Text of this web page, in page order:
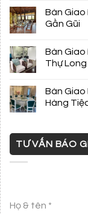
Bàn Giao
Gần Gũi
Bàn Giao
Thự Long
Bàn Giao
Hàng
TƯ VẤN BÁO
Họ & tên *